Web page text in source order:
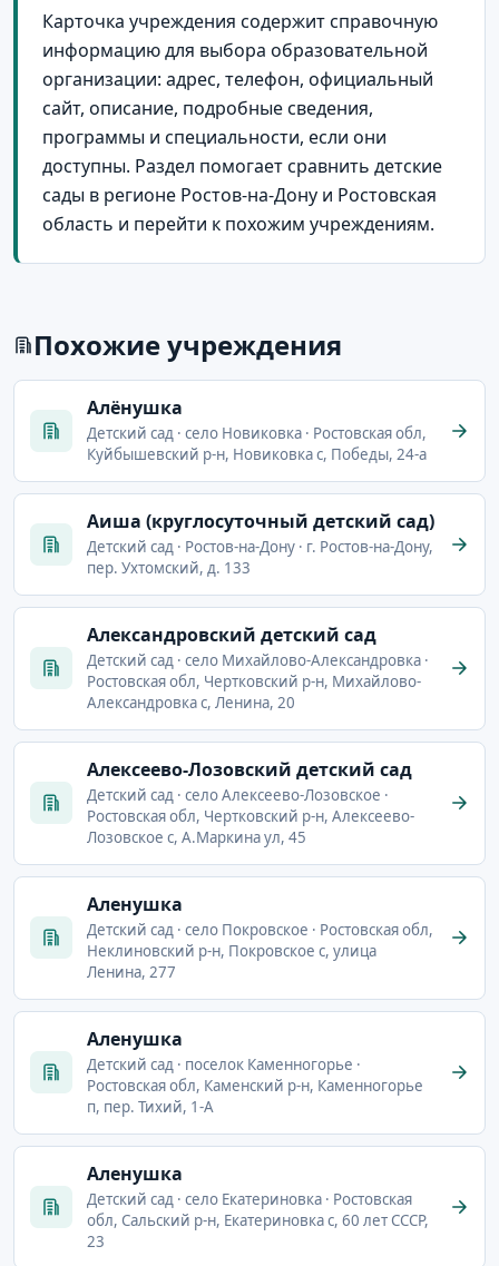
Карточка учреждения содержит справочную
информацию для выбора образовательной
организации: адрес, телефон, официальный
сайт, описание, подробные сведения,
программы и специальности, если они
доступны. Раздел помогает сравнить детские
сады в регионе Ростов-на-Дону и Ростовская
область и перейти к похожим учреждениям.
Похожие учреждения
Aлёнушка
Детский сад · село Новиковка · Ростовская обл,
Куйбышевский р-н, Новиковка с, Победы, 24-а
Аиша (круглосуточный детский сад)
Детский сад · Ростов-на-Дону · г. Ростов-на-Дону,
пер. Ухтомский, д. 133
Александровский детский сад
Детский сад · село Михайлово-Александровка ·
Ростовская обл, Чертковский р-н, Михайлово-
Александровка с, Ленина, 20
Алексеево-Лозовский детский сад
Детский сад · село Алексеево-Лозовское ·
Ростовская обл, Чертковский р-н, Алексеево-
Лозовское с, А.Маркина ул, 45
Аленушка
Детский сад · село Покровское · Ростовская обл,
Неклиновский р-н, Покровское с, улица
Ленина, 277
Аленушка
Детский сад · поселок Каменногорье ·
Ростовская обл, Каменский р-н, Каменногорье
п, пер. Тихий, 1-А
Аленушка
Детский сад · село Екатериновка · Ростовская
обл, Сальский р-н, Екатериновка с, 60 лет СССР,
23